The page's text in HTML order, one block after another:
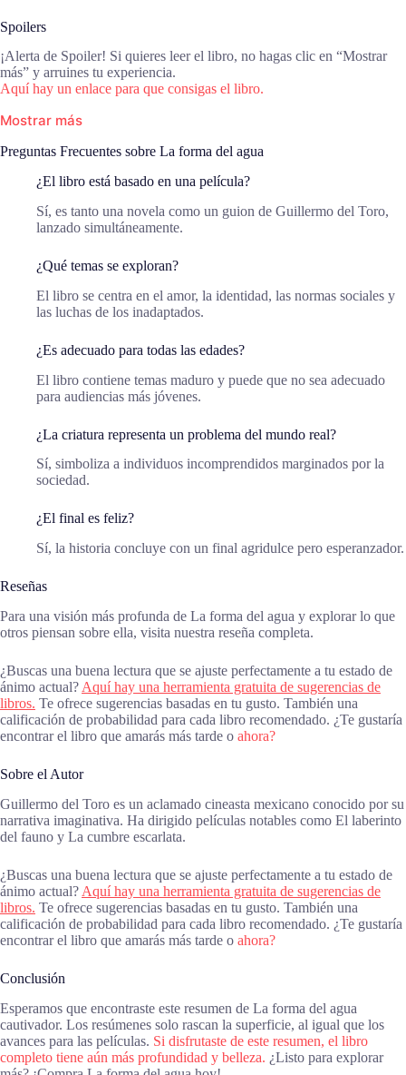
Spoilers
¡Alerta de Spoiler! Si quieres leer el libro, no hagas clic en “Mostrar
más” y arruines tu experiencia.
Aquí hay un enlace para que consigas el libro.
Mostrar más
Preguntas Frecuentes sobre La forma del agua
¿El libro está basado en una película?
Sí, es tanto una novela como un guion de Guillermo del Toro,
lanzado simultáneamente.
¿Qué temas se exploran?
El libro se centra en el amor, la identidad, las normas sociales y
las luchas de los inadaptados.
¿Es adecuado para todas las edades?
El libro contiene temas maduro y puede que no sea adecuado
para audiencias más jóvenes.
¿La criatura representa un problema del mundo real?
Sí, simboliza a individuos incomprendidos marginados por la
sociedad.
¿El final es feliz?
Sí, la historia concluye con un final agridulce pero esperanzador.
Reseñas
Para una visión más profunda de La forma del agua y explorar lo que
otros piensan sobre ella, visita nuestra reseña completa.
¿Buscas una buena lectura que se ajuste perfectamente a tu estado de
ánimo actual? Aquí hay una herramienta gratuita de sugerencias de
libros. Te ofrece sugerencias basadas en tu gusto. También una
calificación de probabilidad para cada libro recomendado. ¿Te gustaría
encontrar el libro que amarás más tarde o ahora?
Sobre el Autor
Guillermo del Toro es un aclamado cineasta mexicano conocido por su
narrativa imaginativa. Ha dirigido películas notables como El laberinto
del fauno y La cumbre escarlata.
¿Buscas una buena lectura que se ajuste perfectamente a tu estado de
ánimo actual? Aquí hay una herramienta gratuita de sugerencias de
libros. Te ofrece sugerencias basadas en tu gusto. También una
calificación de probabilidad para cada libro recomendado. ¿Te gustaría
encontrar el libro que amarás más tarde o ahora?
Conclusión
Esperamos que encontraste este resumen de La forma del agua
cautivador. Los resúmenes solo rascan la superficie, al igual que los
avances para las películas. Si disfrutaste de este resumen, el libro
completo tiene aún más profundidad y belleza. ¿Listo para explorar